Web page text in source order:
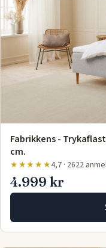
Fabrikkens -
cm.
★★★★★4,7 · 2622
4.999 kr